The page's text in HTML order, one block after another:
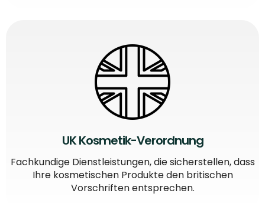
UK Kosmetik-Verordnung
Fachkundige Dienstleistungen, die sicherstellen, dass
Ihre kosmetischen Produkte den britischen
Vorschriften entsprechen.